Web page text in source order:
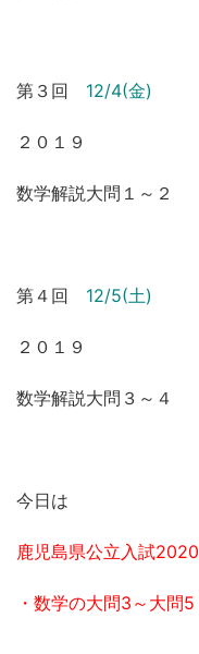
第３回 12/4(金)
２０１９
数学解説大問１～２
第４回 12/5(土)
２０１９
数学解説大問３～４
今日は
鹿児島県公立入試2020
・数学の大問3～大問5